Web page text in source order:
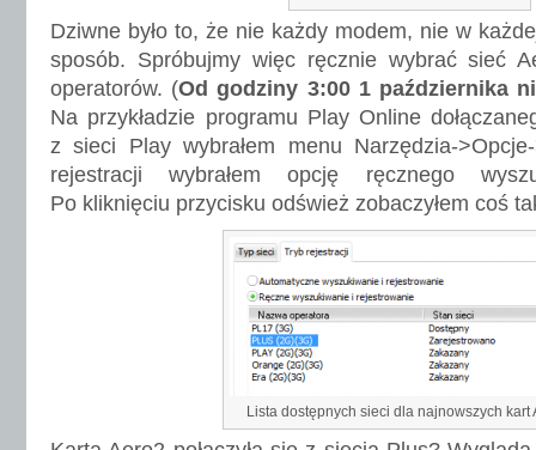
Dziwne było to, że nie każdy modem, nie w
sposób. Spróbujmy więc ręcznie wybrać sieć
operatorów. (Od godziny 3:00 1 października
Na przykładzie programu Play Online
z sieci Play wybrałem menu Narzędzia-
rejestracji wybrałem opcję ręcznego
Po kliknięciu przycisku odśwież zobaczyłem coś
Lista dostępnych sieci dla najnowszych kart